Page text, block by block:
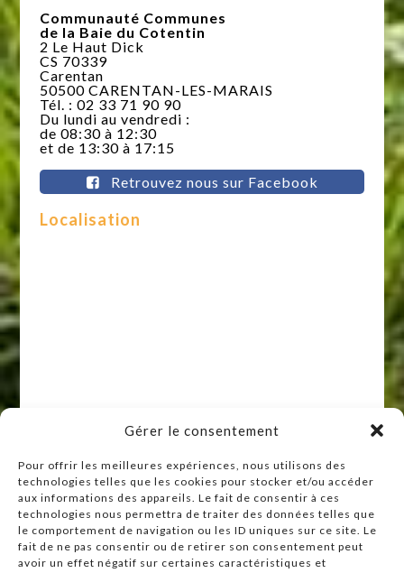
Gérer le consentement
Pour offrir les meilleures expériences, nous utilisons des
technologies telles que les cookies pour stocker et/ou accéder
aux informations des appareils. Le fait de consentir à ces
technologies nous permettra de traiter des données telles que
le comportement de navigation ou les ID uniques sur ce site. Le
fait de ne pas consentir ou de retirer son consentement peut
avoir un effet négatif sur certaines caractéristiques et
Communauté Communes
de la Baie du Cotentin
2 Le Haut Dick
CS 70339
Carentan
50500 CARENTAN-LES-MARAIS
Tél. : 02 33 71 90 90
Du lundi au vendredi :
de 08:30 à 12:30
et de 13:30 à 17:15
Retrouvez nous sur Facebook
Localisation
Raccourcis
Accueil
Actualités